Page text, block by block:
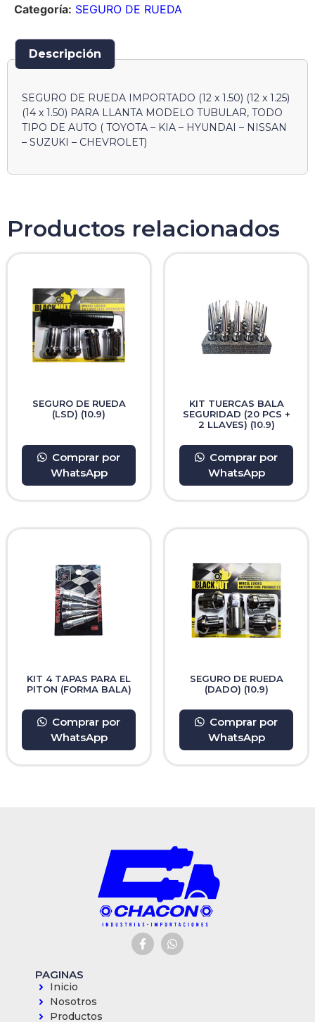
Categoría: SEGURO DE RUEDA
Descripción
SEGURO DE RUEDA IMPORTADO (12 x 1.50) (12 x 1.25)
(14 x 1.50) PARA LLANTA MODELO TUBULAR, TODO
TIPO DE AUTO ( TOYOTA – KIA – HYUNDAI – NISSAN
– SUZUKI – CHEVROLET)
Productos relacionados
SEGURO DE RUEDA
(LSD) (10.9)
Comprar por
WhatsApp
KIT TUERCAS BALA
SEGURIDAD (20 PCS +
2 LLAVES) (10.9)
Comprar por
WhatsApp
KIT 4 TAPAS PARA EL
PITON (FORMA BALA)
Comprar por
WhatsApp
SEGURO DE RUEDA
(DADO) (10.9)
Comprar por
WhatsApp
PAGINAS
Inicio
Nosotros
Productos